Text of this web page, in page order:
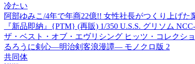
冷たい
阿部ゆみこ/4年で年商22億!! 女性社長がつくり上げた
『新品即納』{PTM} (再販) 1/350 U.S.S. グリソム
ザ・ベスト・オブ・エヴリシング ヒッツ・コレクシ
るろうに剣心―明治剣客浪漫譚― モノクロ版 2
共同体